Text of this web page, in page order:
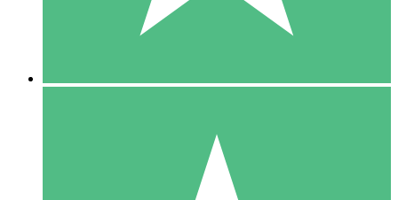
10 Downloads
20 00